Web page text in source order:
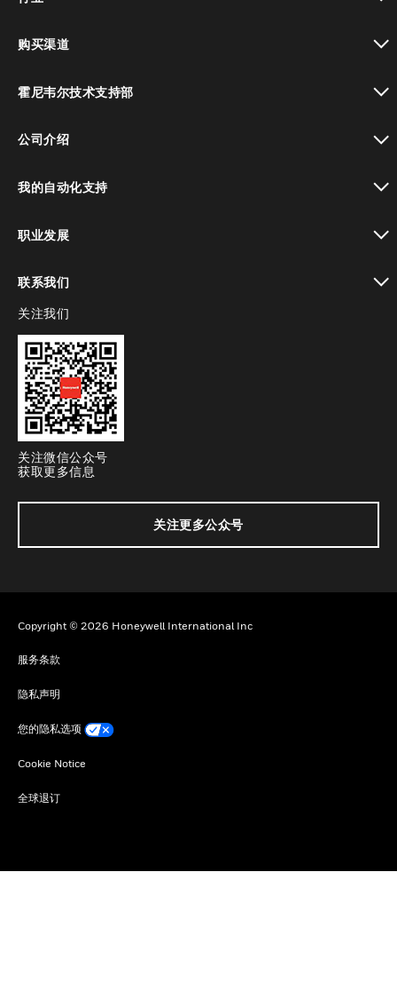
购买渠道
霍尼韦尔技术支持部
公司介绍
我的自动化支持
职业发展
联系我们
toggle view
关注我们
关注微信公众号
获取更多信息
关注更多公众号
Copyright © 2026 Honeywell International Inc
服务条款
隐私声明
您的隐私选项
Cookie Notice
全球退订